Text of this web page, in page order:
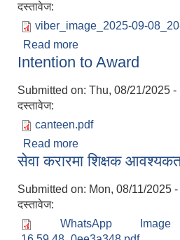
दस्तावेज:
viber_image_2025-09-
Read more
Intention to Award
Submitted on: Thu, 08/21/2025 -
दस्तावेज:
canteen.pdf
Read more
सेवा करारमा शिक्षक
Submitted on: Mon, 08/11/2025
दस्तावेज:
WhatsApp